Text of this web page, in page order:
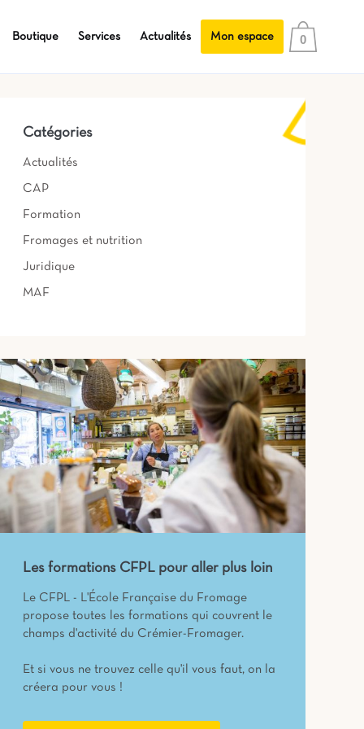
0
Boutique Services Actualités Mon espace
Catégories
Actualités
CAP
Formation
Fromages et nutrition
Juridique
MAF
Les formations CFPL pour aller plus loin
Le CFPL - L'École Française du Fromage
propose toutes les formations qui couvrent le
champs d'activité du Crémier-Fromager.
Et si vous ne trouvez celle qu'il vous faut, on la
créera pour vous !